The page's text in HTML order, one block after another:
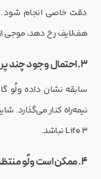
دقت خاصی انجام شود.
هف‌لایف رخ دهد، موجی از
۳. احتمال وجود چند پروژه‌ی هم‌زمان
سابقه نشان داده ولُو
Life 3 نباشد.
۴. ممکن است ولُو منتظر یک لحظه‌ی مناسب باشد